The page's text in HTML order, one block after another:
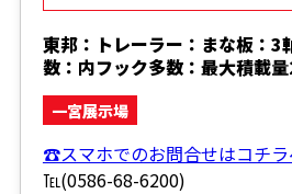
東邦：トレーラー：まな板：3
数：内フック多数：最大積載
一宮展示場
☎スマホでのお問合せはコチラ
℡(0586-68-6200)